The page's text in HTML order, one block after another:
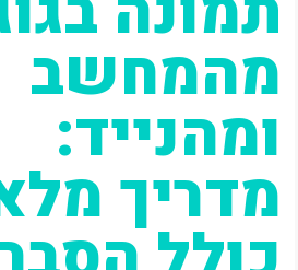
מהמחשב
ומהנייד:
מדריך